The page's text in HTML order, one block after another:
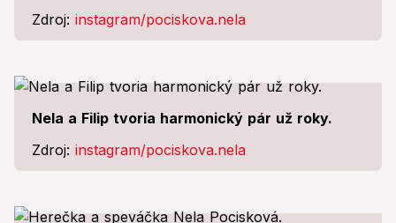
Zdroj: instagram/pociskova.nela
Nela a Filip tvoria harmonický pár už roky.
Zdroj: instagram/pociskova.nela